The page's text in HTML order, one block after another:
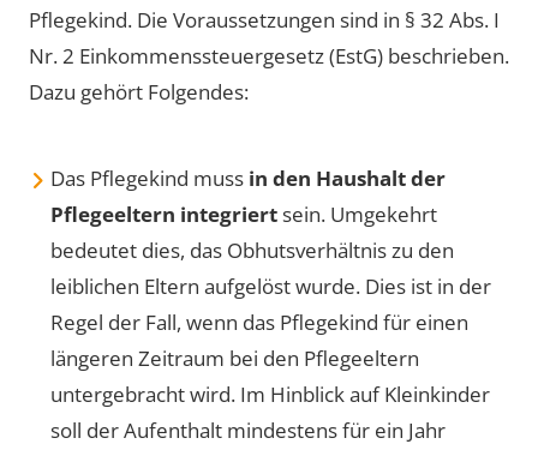
Pflegekind. Die Voraussetzungen sind in § 32 Abs. I
Nr. 2 Einkommenssteuergesetz (EstG) beschrieben.
Dazu gehört Folgendes:
Das Pflegekind muss in den Haushalt der
Pflegeeltern integriertsein. Umgekehrt
bedeutet dies, das Obhutsverhältnis zu den
leiblichen Eltern aufgelöst wurde. Dies ist in der
Regel der Fall, wenn das Pflegekind für einen
längeren Zeitraum bei den Pflegeeltern
untergebracht wird. Im Hinblick auf Kleinkinder
soll der Aufenthalt mindestens für ein Jahr